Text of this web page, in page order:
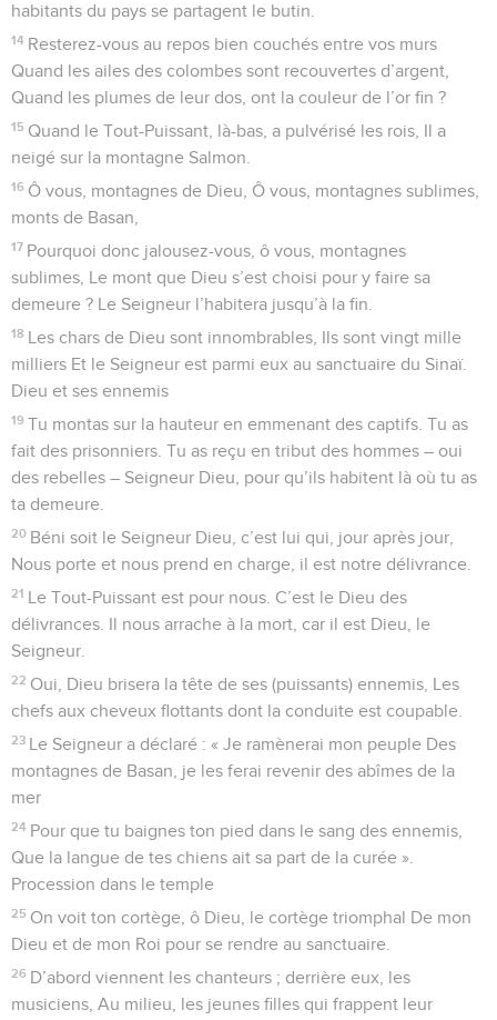
habitants du pays se partagent le butin.
14 Resterez-vous au repos bien couchés entre vos murs
Quand les ailes des colombes sont recouvertes d’argent,
Quand les plumes de leur dos, ont la couleur de l’or fin ?
15 Quand le Tout-Puissant, là-bas, a pulvérisé les rois, Il a
neigé sur la montagne Salmon.
16 Ô vous, montagnes de Dieu, Ô vous, montagnes sublimes,
monts de Basan,
17 Pourquoi donc jalousez-vous, ô vous, montagnes
sublimes, Le mont que Dieu s’est choisi pour y faire sa
demeure ? Le Seigneur l’habitera jusqu’à la fin.
18 Les chars de Dieu sont innombrables, Ils sont vingt mille
milliers Et le Seigneur est parmi eux au sanctuaire du Sinaï.
Dieu et ses ennemis
19 Tu montas sur la hauteur en emmenant des captifs. Tu as
fait des prisonniers. Tu as reçu en tribut des hommes – oui
des rebelles – Seigneur Dieu, pour qu’ils habitent là où tu as
ta demeure.
20 Béni soit le Seigneur Dieu, c’est lui qui, jour après jour,
Nous porte et nous prend en charge, il est notre délivrance.
21 Le Tout-Puissant est pour nous. C’est le Dieu des
délivrances. Il nous arrache à la mort, car il est Dieu, le
Seigneur.
22 Oui, Dieu brisera la tête de ses (puissants) ennemis, Les
chefs aux cheveux flottants dont la conduite est coupable.
23 Le Seigneur a déclaré : « Je ramènerai mon peuple Des
montagnes de Basan, je les ferai revenir des abîmes de la
mer
24 Pour que tu baignes ton pied dans le sang des ennemis,
Que la langue de tes chiens ait sa part de la curée ».
Procession dans le temple
25 On voit ton cortège, ô Dieu, le cortège triomphal De mon
Dieu et de mon Roi pour se rendre au sanctuaire.
26 D’abord viennent les chanteurs ; derrière eux, les
musiciens, Au milieu, les jeunes filles qui frappent leur